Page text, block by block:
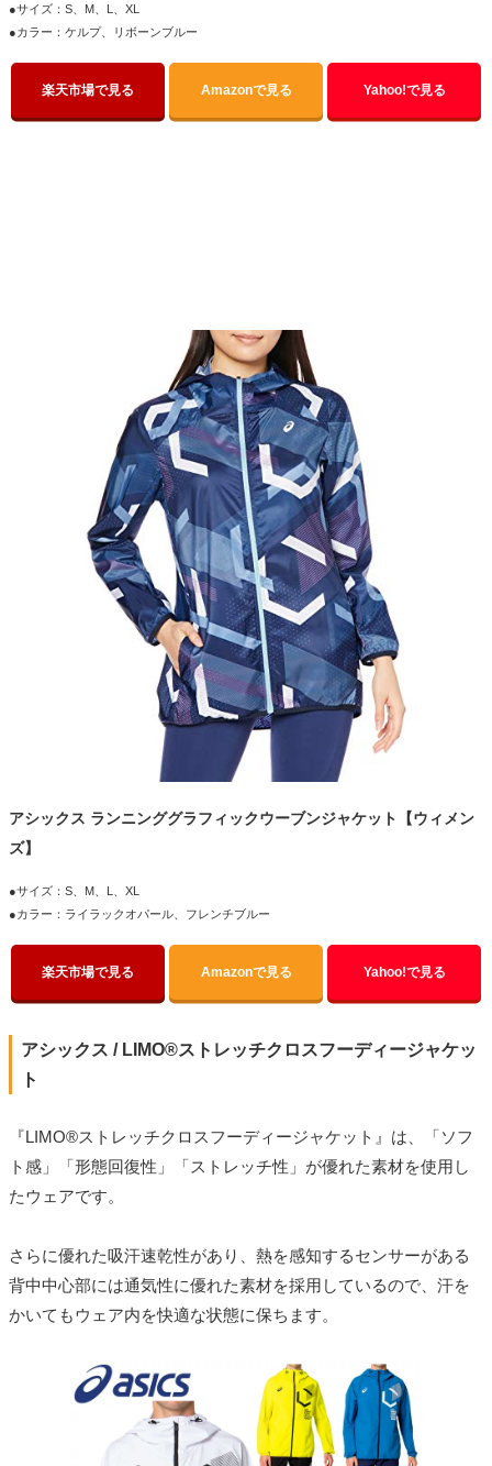
●サイズ：S、M、L、XL
●カラー：ケルプ、リボーンブルー
楽天市場で見る Amazonで見る Yahoo!で見る
アシックス ランニンググラフィックウーブンジャケット【ウィメン
ズ】
●サイズ：S、M、L、XL
●カラー：ライラックオパール、フレンチブルー
楽天市場で見る Amazonで見る Yahoo!で見る
アシックス / LIMO®ストレッチクロスフーディージャケッ
ト
『LIMO®ストレッチクロスフーディージャケット』は、「ソフ
ト感」「形態回復性」「ストレッチ性」が優れた素材を使用し
たウェアです。
さらに優れた吸汗速乾性があり、熱を感知するセンサーがある
背中中心部には通気性に優れた素材を採用しているので、汗を
かいてもウェア内を快適な状態に保ちます。